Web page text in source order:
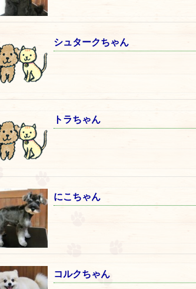
シュタークちゃん
トラちゃん
にこちゃん
コルクちゃん